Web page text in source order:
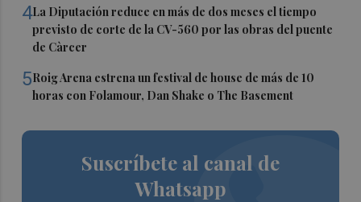
4La Diputación reduce en más de dos meses el tiempo
previsto de corte de la CV-560 por las obras del puente
de Càrcer
5Roig Arena estrena un festival de house de más de 10
horas con Folamour, Dan Shake o The Basement
Suscríbete al canal de
Whatsapp